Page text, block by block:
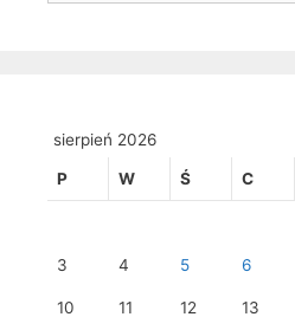
sierpień 2026
P W Ś C
3 4 5 6
10 11 12 13